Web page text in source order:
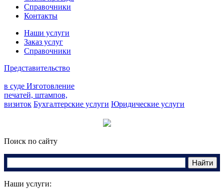
Справочники
Контакты
Наши услуги
Заказ услуг
Справочники
Представительство
в суде Изготовление
печатей, штампов,
визиток Бухгалтерские услуги Юридические услуги
Поиск по сайту
Наши услуги: